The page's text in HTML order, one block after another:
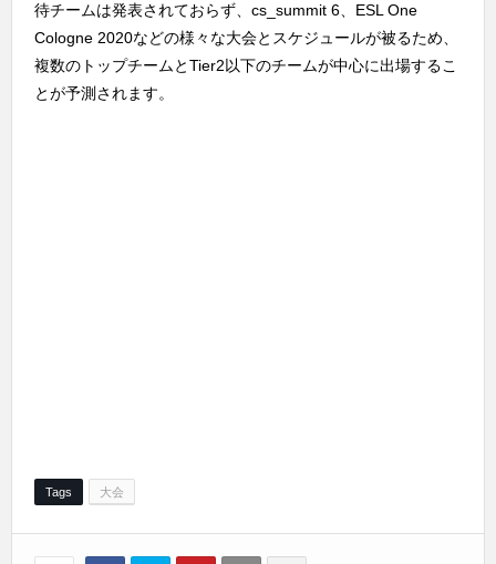
待チームは発表されておらず、cs_summit 6、ESL One
Cologne 2020などの様々な大会とスケジュールが被るため、
複数のトップチームとTier2以下のチームが中心に出場するこ
とが予測されます。
Tags 大会